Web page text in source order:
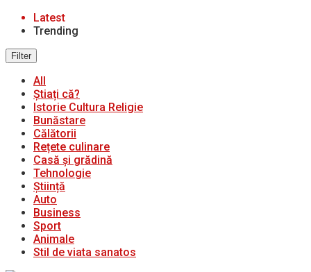
Latest
Trending
Filter
All
Știați că?
Istorie Cultura Religie
Bunăstare
Călătorii
Rețete culinare
Casă și grădină
Tehnologie
Știință
Auto
Business
Sport
Animale
Stil de viata sanatos